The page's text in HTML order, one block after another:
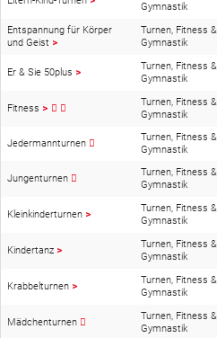
Gymnastik
Entspannung für Körper
und Geist >
Turnen, Fitness &
Gymnastik
Er & Sie 50plus >
Turnen, Fitness &
Gymnastik
Fitness >
Turnen, Fitness &
Gymnastik
Jedermannturnen
Turnen, Fitness &
Gymnastik
Jungenturnen
Turnen, Fitness &
Gymnastik
Kleinkinderturnen >
Turnen, Fitness &
Gymnastik
Kindertanz >
Turnen, Fitness &
Gymnastik
Krabbelturnen >
Turnen, Fitness &
Gymnastik
Mädchenturnen
Turnen, Fitness &
Gymnastik